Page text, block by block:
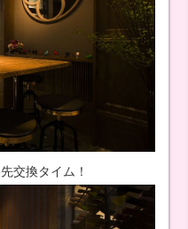
交換タイム！